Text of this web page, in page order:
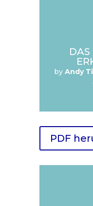
by Andy
PDF